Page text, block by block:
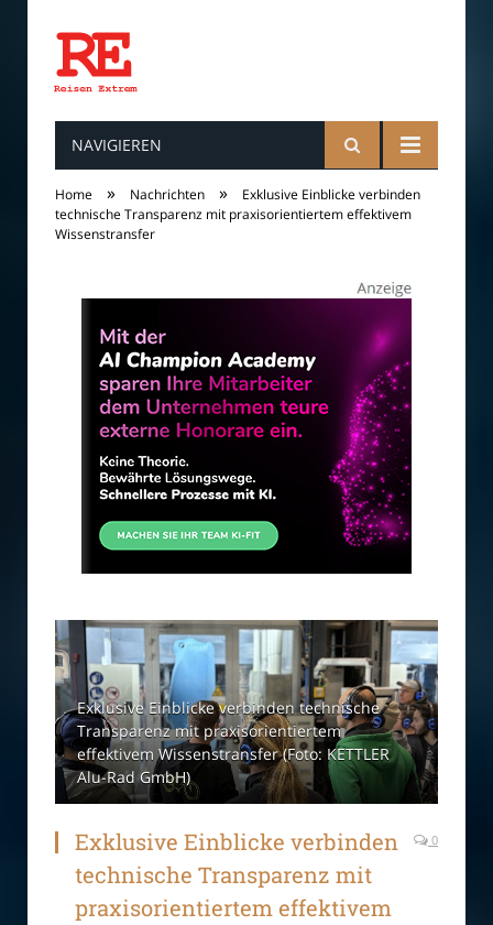
Reisen
NAVIGIEREN
Home » Nachrichten »
Exklusive Einblicke verbinden
technische Transparenz mit praxisorientiertem effektivem
Wissenstransfer
Exklusive Einblicke verbinden technische
Transparenz mit praxisorientiertem
effektivem Wissenstransfer (Foto: KETTLER
Alu-Rad GmbH)
Exklusive Einblicke verbinden
technische Transparenz mit
praxisorientiertem effektivem
0